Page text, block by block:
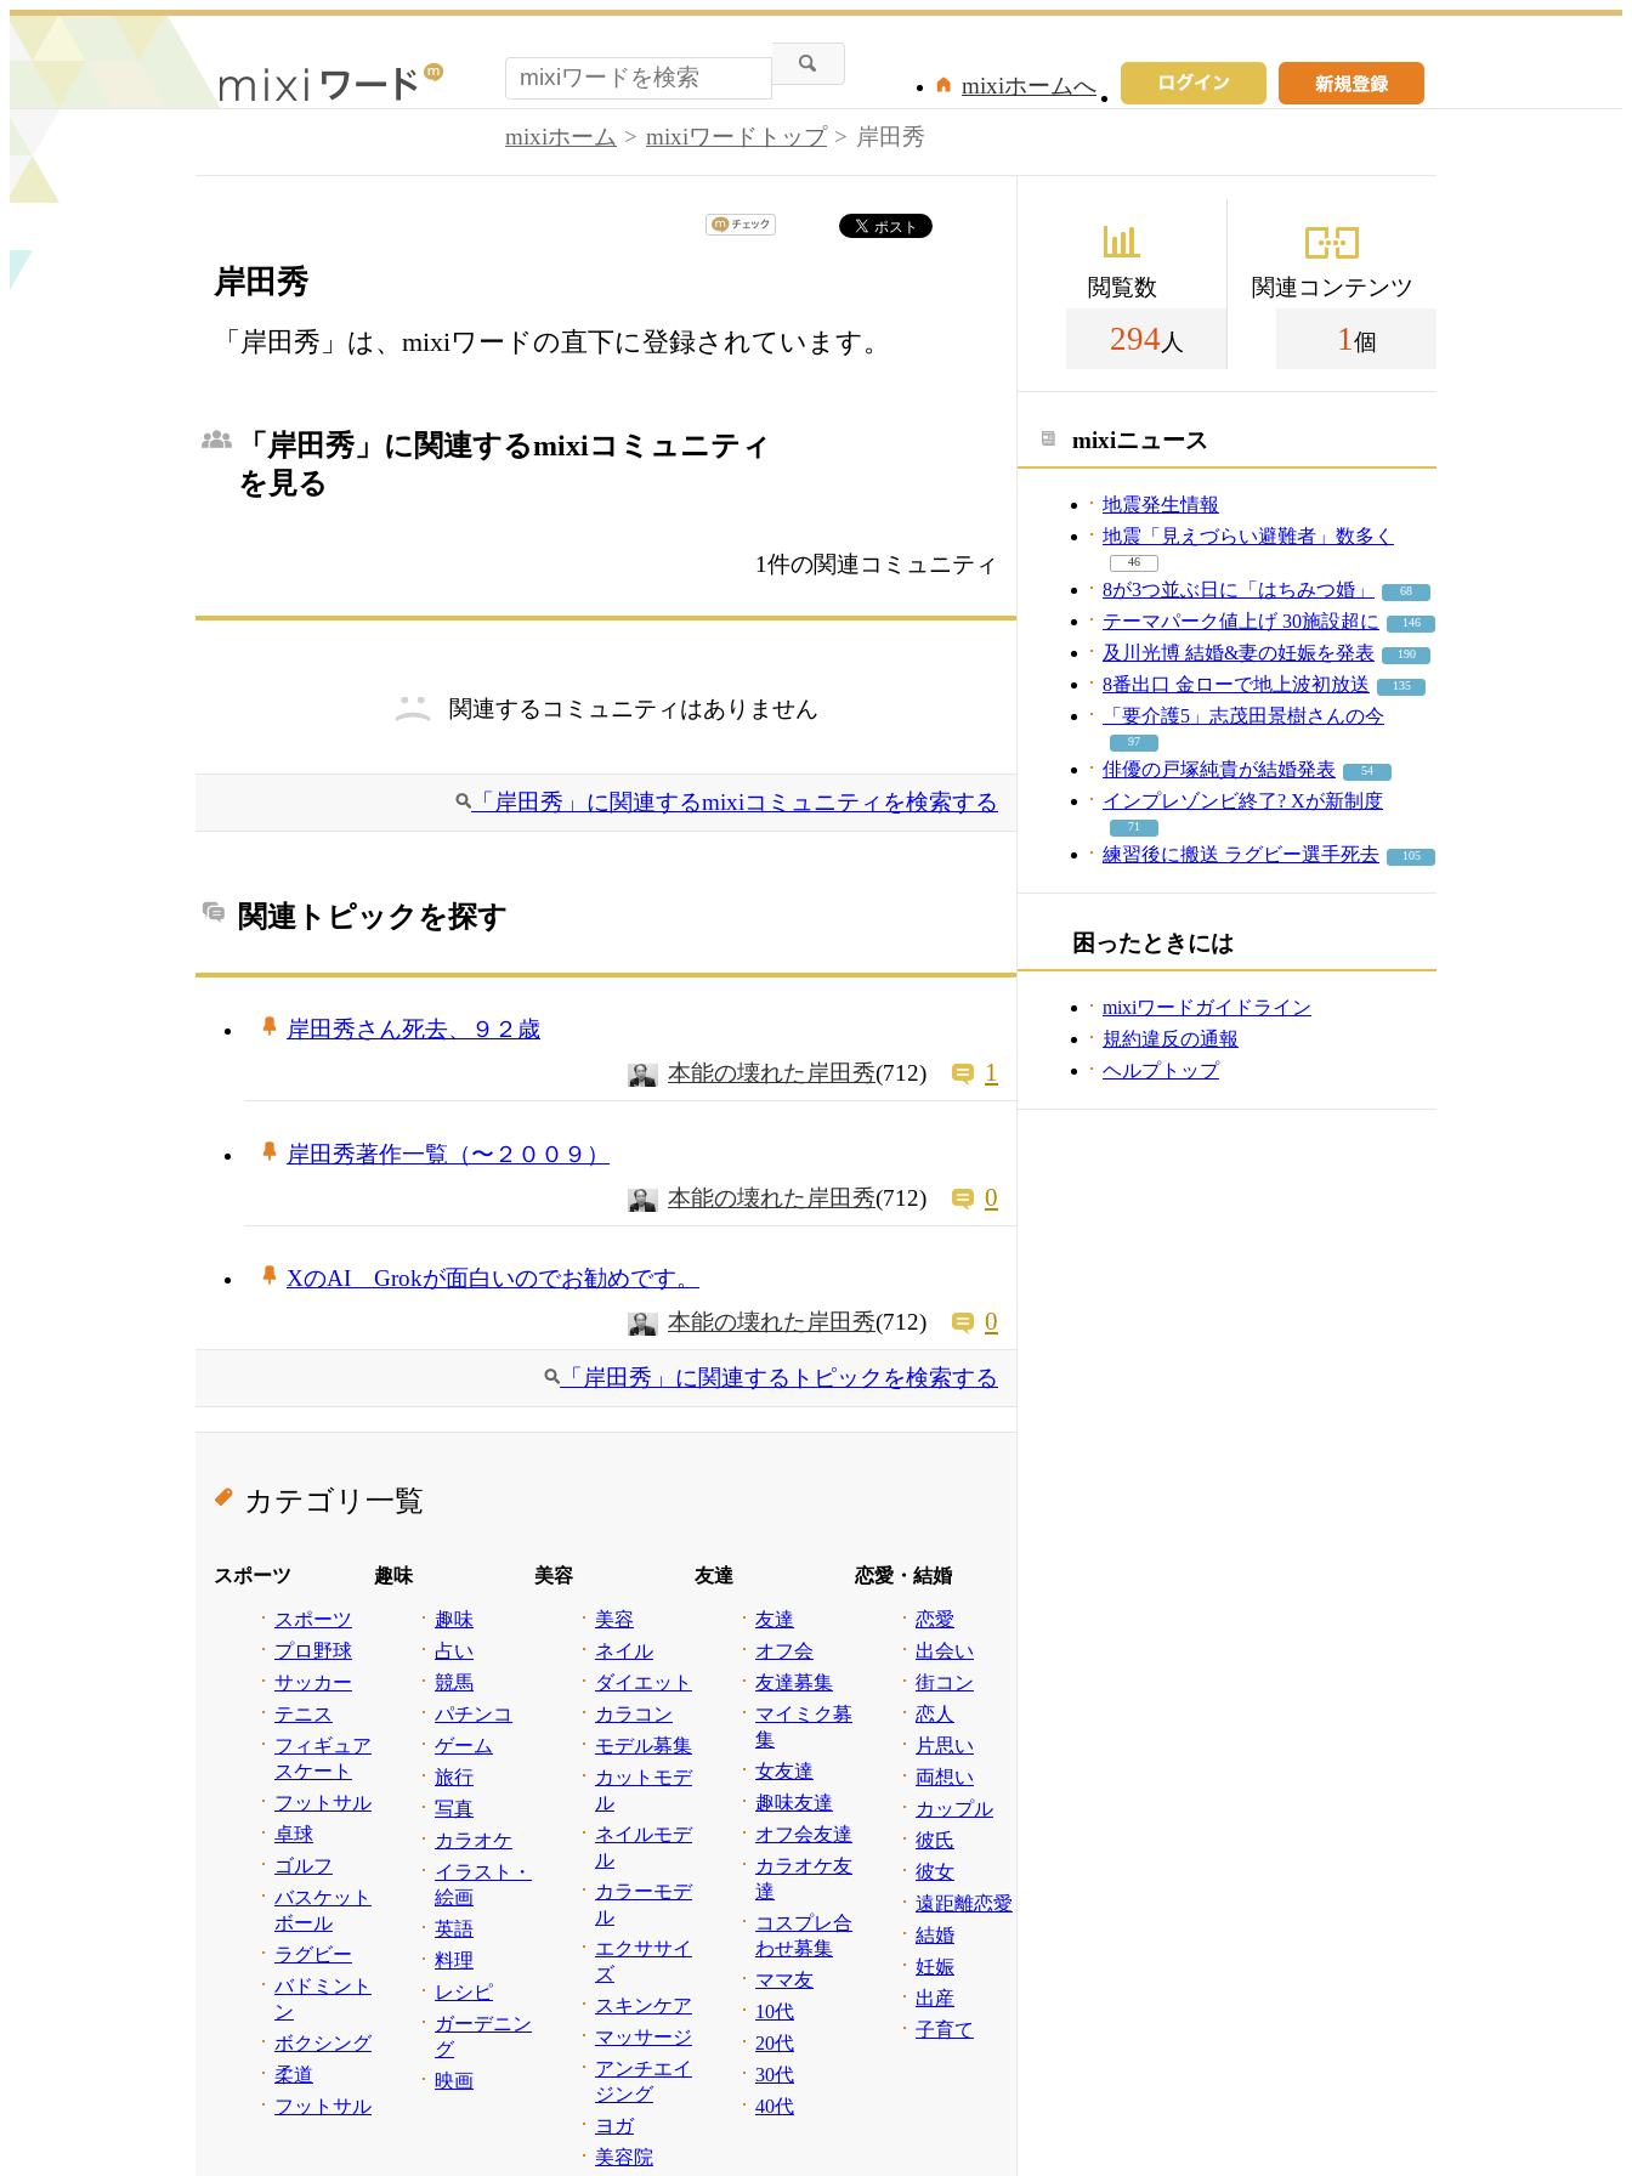
mixiホームへ
mixiホーム
mixiワードトップ 岸田秀
岸田秀
「岸田秀」は、mixiワードの直下に登録されています。
「岸田秀」に関連するmixiコミュニティ
を見る
1件の関連コミュニティ
関連するコミュニティはありません
「岸田秀」に関連するmixiコミュニティを検索する
関連トピックを探す
岸田秀さん死去、９２歳
本能の壊れた岸田秀(712) 1
岸田秀著作一覧（〜２００９）
本能の壊れた岸田秀(712) 0
XのAI Grokが面白いのでお勧めです。
本能の壊れた岸田秀(712) 0
「岸田秀」に関連するトピックを検索する
カテゴリ一覧
スポーツ
スポーツ
プロ野球
サッカー
テニス
フィギュア
スケート
フットサル
卓球
ゴルフ
バスケット
ボール
ラグビー
バドミント
ン
ボクシング
柔道
フットサル
趣味
趣味
占い
競馬
パチンコ
ゲーム
旅行
写真
カラオケ
イラスト・
絵画
英語
料理
レシピ
ガーデニン
グ
映画
美容
美容
ネイル
ダイエット
カラコン
モデル募集
カットモデ
ル
ネイルモデ
ル
カラーモデ
ル
エクササイ
ズ
スキンケア
マッサージ
アンチエイ
ジング
ヨガ
美容院
友達
友達
オフ会
友達募集
マイミク募
集
女友達
趣味友達
オフ会友達
カラオケ友
達
コスプレ合
わせ募集
ママ友
10代
20代
30代
40代
恋愛・結婚
恋愛
出会い
街コン
恋人
片思い
両想い
カップル
彼氏
彼女
遠距離恋愛
結婚
妊娠
出産
子育て
閲覧数
294 人
関連コンテンツ
1 個
mixiニュース
地震発生情報
地震「見えづらい避難者」数多く
46
8が3つ並ぶ日に「はちみつ婚」 68
テーマパーク値上げ 30施設超に 146
及川光博 結婚&妻の妊娠を発表 190
8番出口 金ローで地上波初放送 135
「要介護5」志茂田景樹さんの今
97
俳優の戸塚純貴が結婚発表 54
インプレゾンビ終了? Xが新制度
71
練習後に搬送 ラグビー選手死去 105
困ったときには
mixiワードガイドライン
規約違反の通報
ヘルプトップ